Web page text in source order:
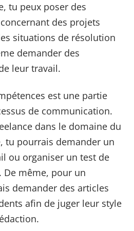
tu peux poser des
des projets
situations de résolution
demander des
leur travail.
est une partie
de communication.
dans le domaine du
tu pourrais demander un
ou organiser un test de
De même, pour un
demander des articles
afin de juger leur style